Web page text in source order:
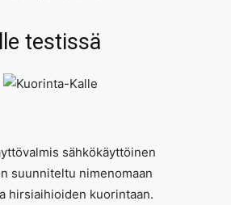
testissä
sähkökäyttöinen
suunniteltu nimenomaan
hirsiaihioiden kuorintaan.